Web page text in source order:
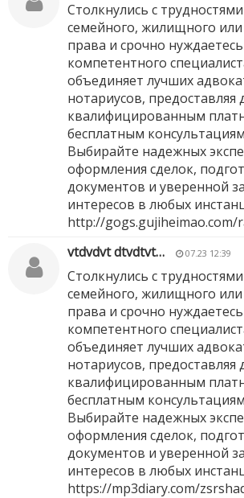
Столкнулись с
семейного, жилищного или
права и срочно
компетентного
объединяет лучших
нотариусов, предоставляя
квалифицированным
бесплатным
Выбирайте надежных
оформления сделок,
документов и уверенной
интересов в любых
http://gogs.gujiheimao.com/
vtdvdvt dtvdtvt…
07.23 12:39
Столкнулись с
семейного, жилищного или
права и срочно
компетентного
объединяет лучших
нотариусов, предоставляя
квалифицированным
бесплатным
Выбирайте надежных
оформления сделок,
документов и уверенной
интересов в любых
https://mp3diary.com/